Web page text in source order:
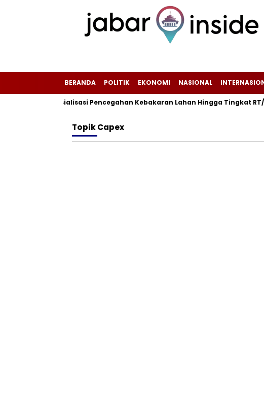
BERANDA POLITIK EKONOMI NASIONAL
Sosialisasi Pencegahan Kebakaran Lahan Hingga Tingkat RT/RW‎
TopikCapex